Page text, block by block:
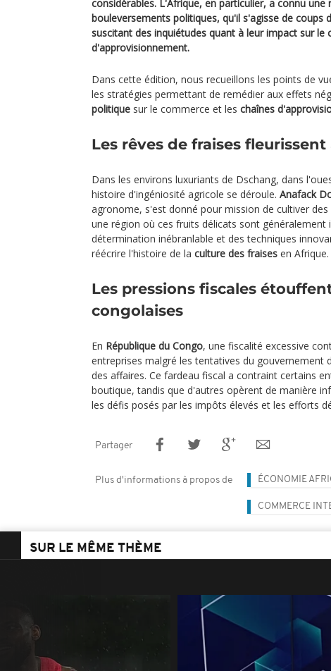
considérables. L'Afrique, en particulier, a connu une
bouleversements politiques, qu'il s'agisse de coups
suscitant des inquiétudes quant à leur impact sur le
d'approvisionnement.
Dans cette édition, nous recueillons les points de
les stratégies permettant de remédier aux effets
politique sur le commerce et les chaînes
Les rêves de fraises
Dans les environs luxuriants de Dschang, dans
histoire d'ingéniosité agricole se déroule. Anafack
agronome, s'est donné pour mission de cultiver
une région où ces fruits délicats sont généralement
détermination inébranlable et des techniques
réécrire l'histoire de la culture des fraises en Afrique.
Les pressions fiscales
congolaises
En République du Congo, une fiscalité excessive
entreprises malgré les tentatives du gouvernement
des affaires. Ce fardeau fiscal a contraint certains
boutique, tandis que d'autres opèrent de manière
les défis posés par les impôts élevés et les efforts
Partager
Plus d'informations à propos de ÉCONOMIE
COMMERCE
SUR LE MÊME THÈME